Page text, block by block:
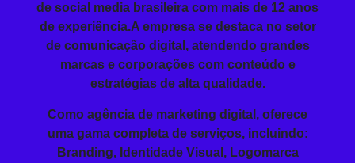
de social media brasileira com mais de 12 anos
de experiência.A empresa se destaca no setor
de comunicação digital, atendendo grandes
marcas e corporações com conteúdo e
estratégias de alta qualidade.
Como agência de marketing digital, oferece
uma gama completa de serviços, incluindo:
Branding, Identidade Visual, Logomarca